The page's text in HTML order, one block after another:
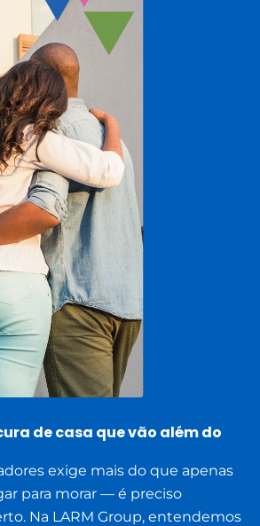
de casa que vão além do
exige mais do que apenas
para morar — é preciso
Na LARM Group, entendemos